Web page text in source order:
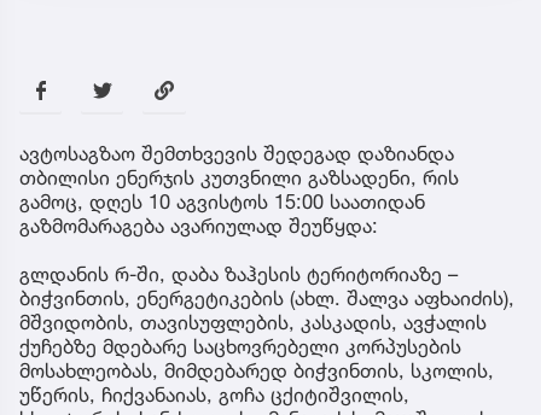
ავტოსაგზაო შემთხვევის შედეგად დაზიანდა
თბილისი ენერჯის კუთვნილი გაზსადენი, რის
გამოც, დღეს 10 აგვისტოს 15:00 საათიდან
გაზმომარაგება ავარიულად შეუწყდა:
გლდანის რ-ში, დაბა ზაჰესის ტერიტორიაზე –
ბიჭვინთის, ენერგეტიკების (ახლ. შალვა აფხაიძის),
მშვიდობის, თავისუფლების, კასკადის, ავჭალის
ქუჩებზე მდებარე საცხოვრებელი კორპუსების
მოსახლეობას, მიმდებარედ ბიჭვინთის, სკოლის,
უწერის, ჩიქვანაიას, გოჩა ცქიტიშვილის,